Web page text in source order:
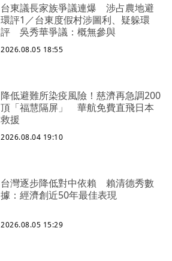
台東議長家族爭議連爆 涉占農地避
環評1／台東度假村涉圖利、疑躲環
評 吳秀華爭議：概無參與
2026.08.05 18:55
降低避難所染疫風險！慈濟再急調200
頂「福慧隔屏」 華航免費直飛日本
救援
2026.08.04 19:10
台灣逐步降低對中依賴 賴清德秀數
據：經濟創近50年最佳表現
2026.08.05 15:29